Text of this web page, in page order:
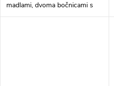
madlami, dvoma bočnicami s
doskou. Nosnosť 500 kg. Vozík